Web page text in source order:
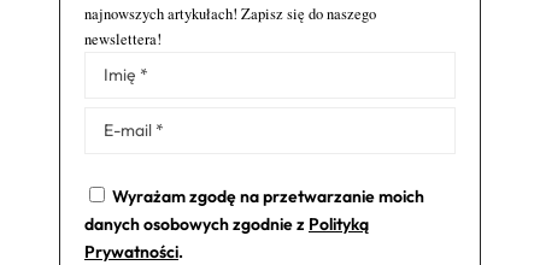
najnowszych artykułach! Zapisz się do naszego
newslettera!
Wyrażam zgodę na przetwarzanie moich
danych osobowych zgodnie z Polityką
Prywatności.
Alternative: